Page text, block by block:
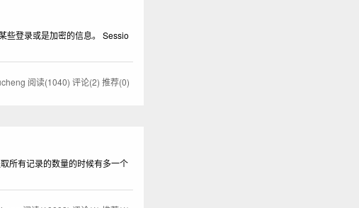
些登录或是加密的信息。 Sessio
阅读(1040) 评论(2) 推荐(0)
所有记录的数量的时候有多一个